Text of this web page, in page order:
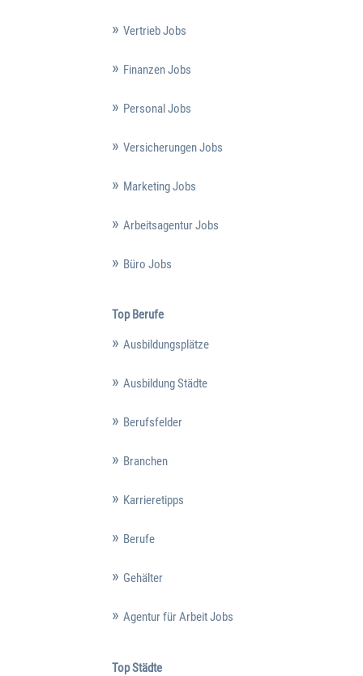
Vertrieb Jobs
Finanzen Jobs
Personal Jobs
Versicherungen Jobs
Marketing Jobs
Arbeitsagentur Jobs
Büro Jobs
Top Berufe
Ausbildungsplätze
Ausbildung Städte
Berufsfelder
Branchen
Karrieretipps
Berufe
Gehälter
Agentur für Arbeit Jobs
Top Städte